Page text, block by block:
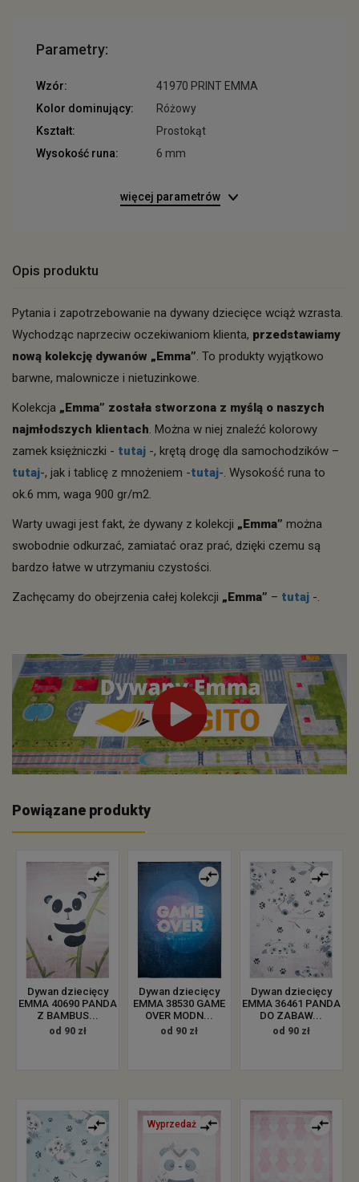
Parametry:
Wzór:
41970 PRINT EMMA
Kolor dominujący:
Różowy
Kształt:
Prostokąt
Wysokość runa:
6 mm
więcej parametrów
Opis produktu
Pytania i zapotrzebowanie na dywany dziecięce wciąż wzrasta.
Wychodząc naprzeciw oczekiwaniom klienta, przedstawiamy
nową kolekcję dywanów „Emma”. To produkty wyjątkowo
barwne, malownicze i nietuzinkowe.
Kolekcja „Emma” została stworzona z myślą o naszych
najmłodszych klientach. Można w niej znaleźć kolorowy
zamek księżniczki - tutaj -, krętą drogę dla samochodzików –
tutaj-, jak i tablicę z mnożeniem -tutaj-. Wysokość runa to
ok.6 mm, waga 900 gr/m2.
Warty uwagi jest fakt, że dywany z kolekcji „Emma” można
swobodnie odkurzać, zamiatać oraz prać, dzięki czemu są
bardzo łatwe w utrzymaniu czystości.
Zachęcamy do obejrzenia całej kolekcji „Emma” – tutaj -.
Powiązane produkty
Dywan dziecięcy
EMMA 40690 PANDA
Z BAMBUS...
od 90 zł
Dywan dziecięcy
EMMA 38530 GAME
OVER MODN...
od 90 zł
Dywan dziecięcy
EMMA 36461 PANDA
DO ZABAW...
od 90 zł
Wyprzedaż